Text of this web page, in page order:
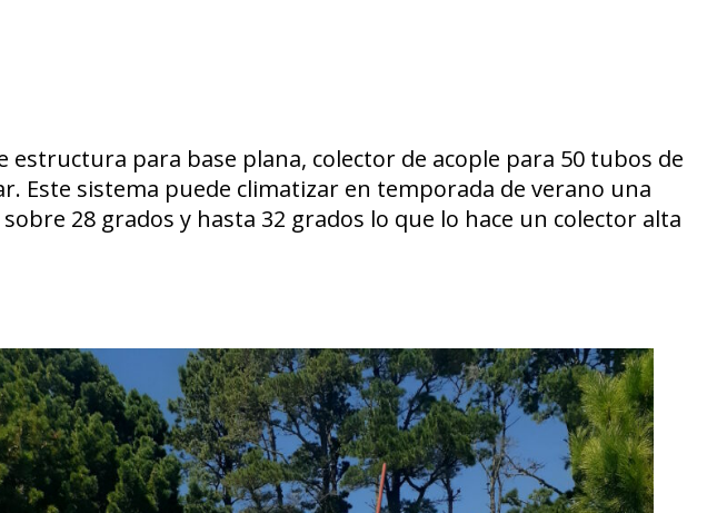
Este sistema puede climatizar en temporada de verano una
28 grados y hasta 32 grados lo que lo hace un colector alta